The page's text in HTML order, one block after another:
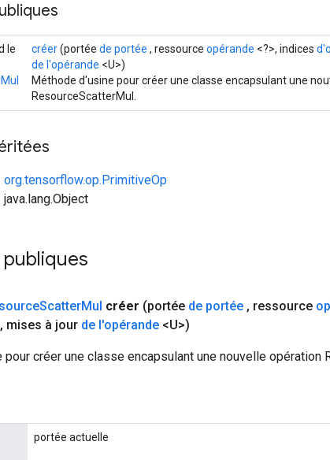
le
créer(portée de portée , ressource opérande <?>, indices
de l'opérande <U>)
Méthode d'usine pour créer une classe encapsulant une
ResourceScatterMul.
org.tensorflow.op.PrimitiveOp
ScatterMul créer (portée de portée , ressource
, mises à jour de l'opérande <U>)
pour créer une classe encapsulant une nouvelle opération
portée actuelle